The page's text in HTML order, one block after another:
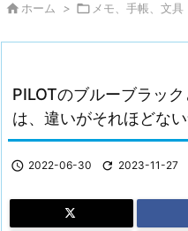
 ホーム >  メモ、手帳、文具
PILOTのブルーブラッ
は、違いがそれほどな
 2022-06-30  2023-11-27